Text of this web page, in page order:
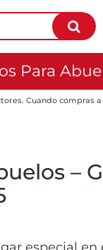
Para
Cuando compras
–
especial